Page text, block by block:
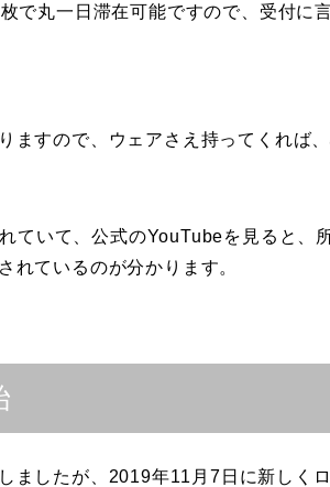
で丸一日滞在可能ですので、受付に
ますので、ウェアさえ持ってくれば
ていて、公式のYouTubeを見ると、
れているのが分かります。
ましたが、2019年11月7日に新しく